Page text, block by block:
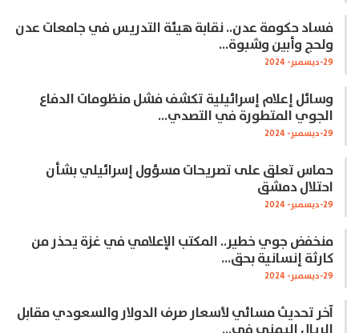
فساد حكومة عدن.. نقابة هيئة التدريس في جامعات عدن
ولحج وأبين وشبوة…
29-ديسمبر- 2024
وسائل إعلام إسرائيلية تكشف فشل منظومات الدفاع
الجوي المتطورة في التصدي…
29-ديسمبر- 2024
حماس تعلق على تصريحات مسؤول إسرائيلي بشأن
احتلال دمشق
29-ديسمبر- 2024
منخفض جوي خطير.. المكتب الإعلامي في غزة يحذر من
كارثة إنسانية بحق…
29-ديسمبر- 2024
آخر تحديث مسائي لأسعار صرف الدولار والسعودي مقابل